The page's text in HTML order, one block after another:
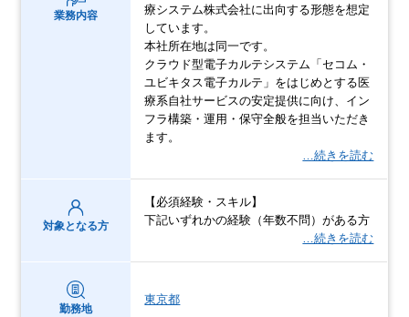
業務内容
療システム株式会社に出向する形態を想定
しています。
本社所在地は同一です。
クラウド型電子カルテシステム「セコム・
ユビキタス電子カルテ」をはじめとする医
療系自社サービスの安定提供に向け、イン
フラ構築・運用・保守全般を担当いただき
ます。
…続きを読む
対象となる方
【必須経験・スキル】
下記いずれかの経験（年数不問）がある方
…続きを読む
勤務地
東京都